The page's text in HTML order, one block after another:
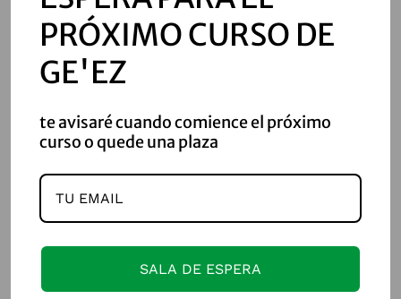
ወይፄውውዋ፡ወይወስድዋ፡
ወይነጽኅዎሙ፡ለሕፃናቲሃ፡ውስተ፡
ክብራ፡ወይሞቅሕዎሙ፡
ለመላእክቲሃ፡ለኵሎሙ።
11ወአንቲኒ፡ትሰክሪ፡ወትከውኒ፡
እቡደ፡ወተኀሥሢ፡ለኪ፡ዘይባልሐኪ፡
PRÓXIMO CURSO DE
GE'EZ
te avisaré cuando comience el próximo
curso o quede una plaza
SALA DE ESPERA